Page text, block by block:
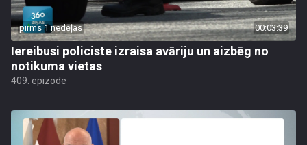
pirms 1 nedēļas 00:03:39
Iereibusi policiste izraisa avāriju un aizbēg no
notikuma vietas
409. epizode